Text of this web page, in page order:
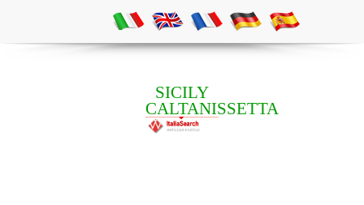
SICILY
CALTANISSETTA